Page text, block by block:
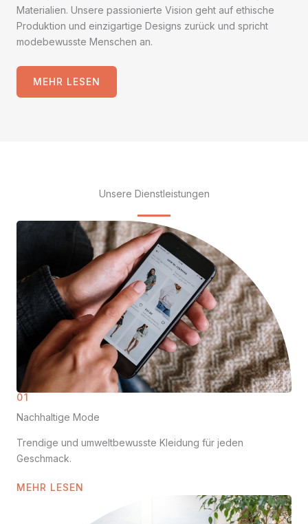
Materialien. Unsere passionierte Vision geht auf ethische
Produktion und einzigartige Designs zurück und spricht
modebewusste Menschen an.
MEHR LESEN
Unsere Dienstleistungen
01
Nachhaltige Mode
Trendige und umweltbewusste Kleidung für jeden
Geschmack.
MEHR LESEN